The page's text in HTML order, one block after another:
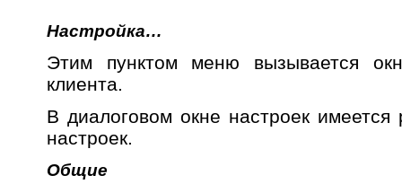
Настройка…
Этим пунктом меню вызывается
клиента.
В диалоговом окне настроек имеется
настроек.
Общие